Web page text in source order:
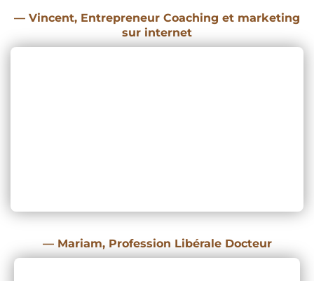
— Vincent, Entrepreneur Coaching et marketing
sur internet
— Mariam, Profession Libérale Docteur